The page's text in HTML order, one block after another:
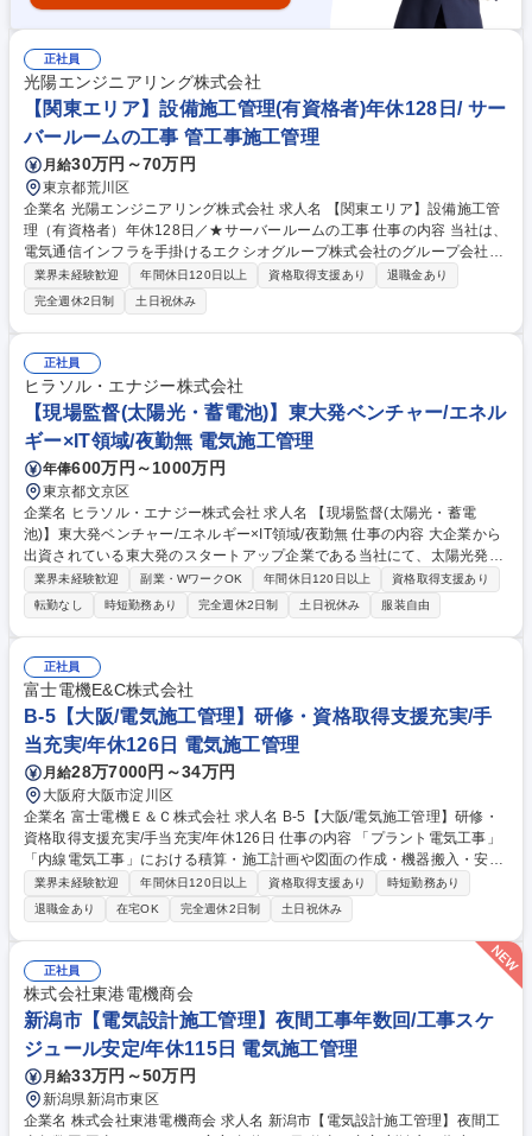
正社員
光陽エンジニアリング株式会社
【関東エリア】設備施工管理(有資格者)年休128日/ サー
バールームの工事 管工事施工管理
月給30万円～70万円
東京都荒川区
企業名 光陽エンジニアリング株式会社 求人名 【関東エリア】設備施工管
理（有資格者）年休128日／★サーバールームの工事 仕事の内容 当社は、
電気通信インフラを手掛けるエクシオグループ株式会社のグループ会社と
して、データセンターや通信施設、電力設備などにおける空調・衛生設備
工事の施工管理を行っています。 お任せするのは、設備工事の施工管理と
して、工程・品質・安全・原価管理や協力会社との調整、現場スタッフへ
の指示出しを担うお仕事です。 現場全体を動かし設備を完成まで導くいわ
ば"現場の司令塔"のような役割です。AI普及により関東圏のデータセンタ
ー需要が急増する中、ネットやクラウド基盤を支える重要設備に携わる社
会的貢献度の高い仕事です。 【業務変更の範囲】：当社業務全般 募集職
種 【関東エリア】設備施工管理（有資格者）年休128日／★サーバールー
ムの工事
業界未経験歓迎 年間休日120日以上 資格取得支援あり
退職金あり
完全週休2日制
土日祝休み
正社員
ヒラソル・エナジー株式会社
【現場監督(太陽光・蓄電池)】東大発ベンチャー/エネル
ギー×IT領域/夜勤無 電気施工管理
年俸600万円～1000万円
東京都文京区
企業名 ヒラソル・エナジー株式会社 求人名 【現場監督(太陽光・蓄電
池)】東大発ベンチャー/エネルギー×IT領域/夜勤無 仕事の内容 大企業から
出資されている東大発のスタートアップ企業である当社にて、太陽光発電
システムの施工管理をお任せいたします。日帰り出張や1泊での業務がほ
とんどです。 ほぼすべてが元請け工事になり、太陽光発電所、蓄電所建設
など、建築、土木工事を下請けにしての工事体制になります。 【業務内
容】■工事見積・内容の確認、精査（予算管理） ■工事会社との折衝（工
事管理、工程管理、安全管理） ■社内外（開発部、事業主、関係省庁・電
力会社等）との折衝 ■工事完了時の成果物確認 募集職種 【現場監督(太陽
光・蓄電池)】東大発ベンチャー/エネルギー×IT領域/夜勤無
業界未経験歓迎 副業・WワークOK 年間休日120日以上
資格取得支援あり
転勤なし
時短勤務あり 完全週休2日制 土日祝休み 服装自由
正社員
富士電機E&C株式会社
B-5【大阪/電気施工管理】研修・資格取得支援充実/手
当充実/年休126日 電気施工管理
月給28万7000円～34万円
大阪府大阪市淀川区
企業名 富士電機Ｅ＆Ｃ株式会社 求人名 B-5【大阪/電気施工管理】研修・
資格取得支援充実/手当充実/年休126日 仕事の内容 「プラント電気工事」
「内線電気工事」における積算・施工計画や図面の作成・機器搬入・安全
品質管理・予算管理・工程管理・完成検査・引き渡し等の業務。【プラン
ト電気工事】超高圧～特高受変電設備工事及び付随 する各種工事（電圧1
87/154/110/66/33/22/6.6kV）【内線電気工事】内線電気工事一式（電圧6.
6kV以下を全て、受変電・発電・幹線・動力・電灯・弱電設備・太陽光
等） 【取扱物件】民間及び官公庁施設（工場・データセンター・複合施
設・学校・病院・ビル等）※元請け・下請けどちらもあり※建物への改変
は加えない■ご経験・ご希望に応じて各部署へ配属 ■変更の範囲:当社業務
全般 募集職種 B-5【大阪/電気施工管理】研修・資格取得支援充実/手当充
実/年休126日
業界未経験歓迎 年間休日120日以上 資格取得支援あり
時短勤務あり
退職金あり
在宅OK 完全週休2日制 土日祝休み
正社員
株式会社東港電機商会
新潟市【電気設計施工管理】夜間工事年数回/工事スケ
ジュール安定/年休115日 電気施工管理
月給33万円～50万円
新潟県新潟市東区
企業名 株式会社東港電機商会 求人名 新潟市【電気設計施工管理】夜間工